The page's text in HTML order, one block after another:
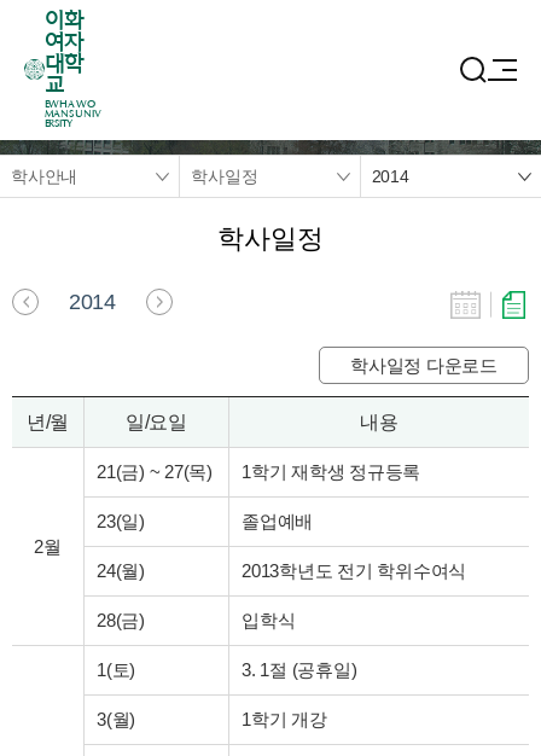
이화
여자
대학
교
EWHA WO
MANS UNIV
ERSITY
학사안내 학사일정 2014
학사일정
2014
학사일정 다운로드
년/월 일/요일 내용
2월
21(금) ~ 27(목) 1학기 재학생 정규등록
23(일) 졸업예배
24(월) 2013학년도 전기 학위수여식
28(금) 입학식
1(토) 3. 1절 (공휴일)
3(월) 1학기 개강